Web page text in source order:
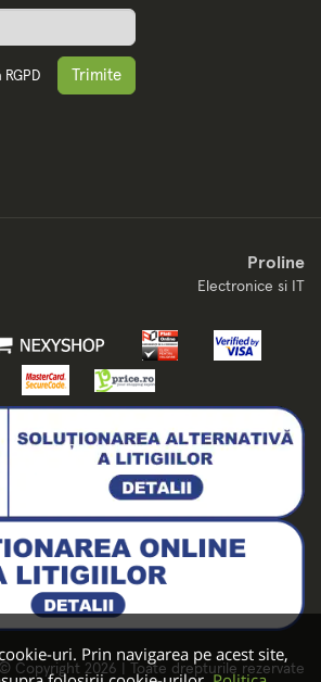
uri. Prin navigarea pe acest site,
RGPD Trimite
Proline
Electronice si IT
© Copyright 2026 | Toate drepturile rezervate